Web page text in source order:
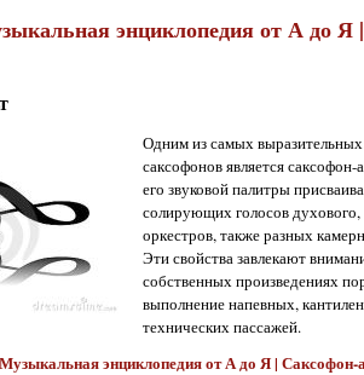
энциклопедия от А до Я
Одним из самых выразительных
саксофонов является
его звуковой палитры
солирующих голосов
оркестров, также разных
Эти свойства завлекают
собственных произведениях
выполнение напевных,
технических пассажей.
Музыкальная энциклопедия от А до Я |